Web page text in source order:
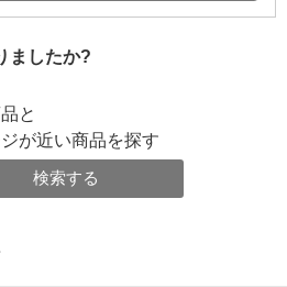
ましたか?
と
が近い商品を探す
検索する